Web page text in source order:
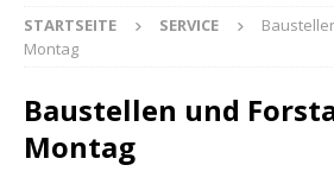
STARTSEITE SERVICE
Montag
Baustellen und
Montag